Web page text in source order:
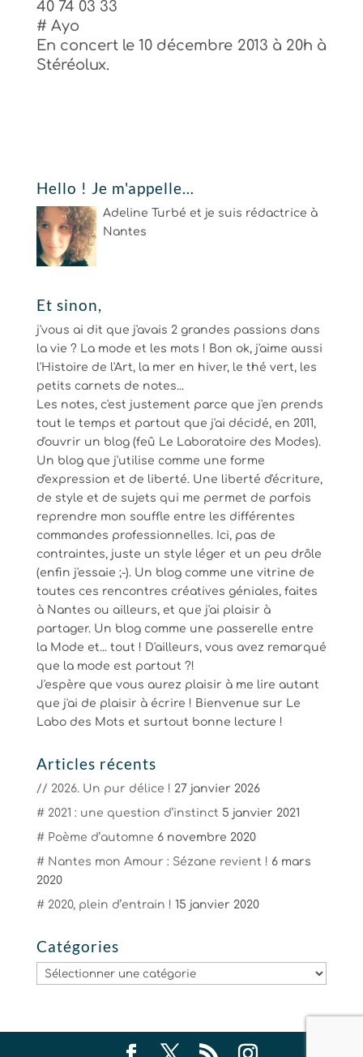
40 74 03 33
# Ayo
En concert le 10 décembre 2013 à 20h à
Stéréolux.
Hello ! Je m'appelle…
Adeline Turbé et je suis rédactrice à
Nantes
Et sinon,
j'vous ai dit que j'avais 2 grandes passions dans
la vie ? La mode et les mots ! Bon ok, j'aime aussi
l'Histoire de l'Art, la mer en hiver, le thé vert, les
petits carnets de notes...
Les notes, c'est justement parce que j'en prends
tout le temps et partout que j'ai décidé, en 2011,
d'ouvrir un blog (feû Le Laboratoire des Modes).
Un blog que j'utilise comme une forme
d'expression et de liberté. Une liberté d'écriture,
de style et de sujets qui me permet de parfois
reprendre mon souffle entre les différentes
commandes professionnelles. Ici, pas de
contraintes, juste un style léger et un peu drôle
(enfin j'essaie ;-). Un blog comme une vitrine de
toutes ces rencontres créatives géniales, faites
à Nantes ou ailleurs, et que j'ai plaisir à
partager. Un blog comme une passerelle entre
la Mode et... tout ! D'ailleurs, vous avez remarqué
que la mode est partout ?!
J'espère que vous aurez plaisir à me lire autant
que j'ai de plaisir à écrire ! Bienvenue sur Le
Labo des Mots et surtout bonne lecture !
Articles récents
// 2026. Un pur délice ! 27 janvier 2026
# 2021 : une question d’instinct 5 janvier 2021
# Poème d’automne 6 novembre 2020
# Nantes mon Amour : Sézane revient ! 6 mars
2020
# 2020, plein d’entrain ! 15 janvier 2020
Catégories
Catégories